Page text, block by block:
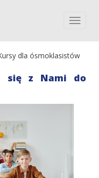
dla ósmoklasistów
się z Nami do